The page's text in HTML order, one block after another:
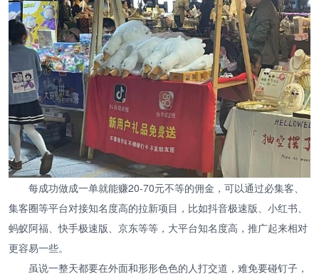
每成功做成一单就能赚20-70元不等的佣金，可以通过必集客、
集客圈等平台对接知名度高的拉新项目，比如抖音极速版、小红书、
蚂蚁阿福、快手极速版、京东等等，大平台知名度高，推广起来相对
更容易一些。
虽说一整天都要在外面和形形色色的人打交道，难免要碰钉子，